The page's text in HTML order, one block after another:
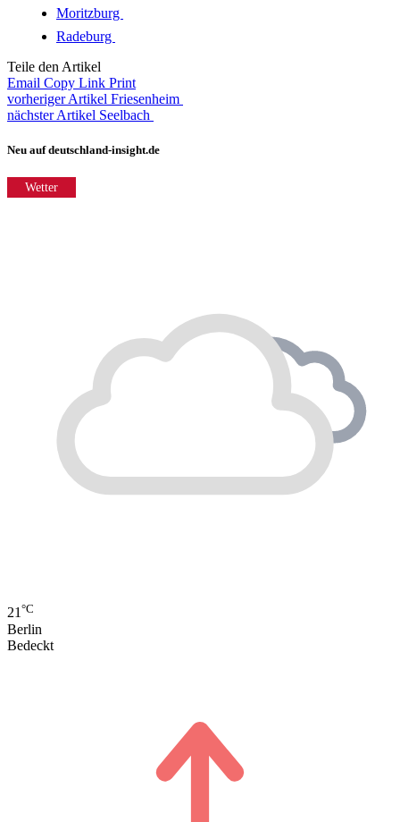
Moritzburg
Radeburg
Teile den Artikel
Email Copy Link Print
vorheriger Artikel Friesenheim
nächster Artikel Seelbach
Neu auf deutschland-insight.de
Wetter
21°C
Berlin
Bedeckt